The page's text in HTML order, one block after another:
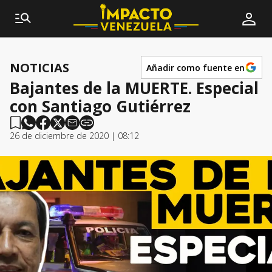
NOTICIAS Añadir como fuente en
Bajantes de la MUERTE. Especial
con Santiago Gutiérrez
26 de diciembre de 2020 | 08:12